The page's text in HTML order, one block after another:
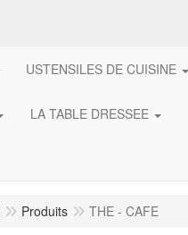
USTENSILES DE CUISINE
LA TABLE DRESSEE
Produits THE - CAFE